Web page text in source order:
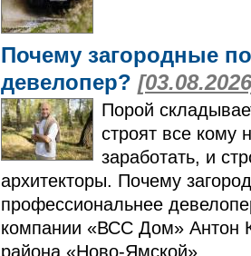
Почему загородные
девелопер?
Порой
строят все
заработать, и
архитекторы. Почему
профессиональнее
компании «ВСС Дом» Антон
района «Ново-Ямской».